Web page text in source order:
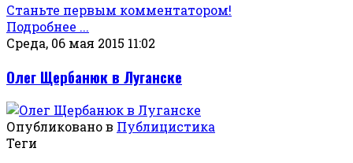
Станьте первым комментатором!
Подробнее ...
Среда, 06 мая 2015 11:02
Олег Щербанюк в Луганске
Опубликовано в Публицистика
Теги